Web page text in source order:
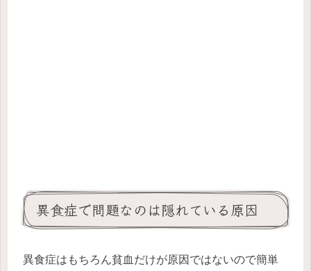
異食症で問題なのは隠れている原因
異食症はもちろん貧血だけが原因ではないので簡単